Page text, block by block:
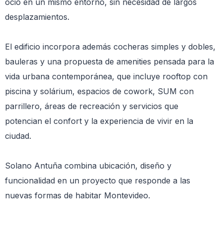
ocio en un mismo entorno, sin necesidad de largos
desplazamientos.
El edificio incorpora además cocheras simples y dobles,
bauleras y una propuesta de amenities pensada para la
vida urbana contemporánea, que incluye rooftop con
piscina y solárium, espacios de cowork, SUM con
parrillero, áreas de recreación y servicios que
potencian el confort y la experiencia de vivir en la
ciudad.
Solano Antuña combina ubicación, diseño y
funcionalidad en un proyecto que responde a las
nuevas formas de habitar Montevideo.